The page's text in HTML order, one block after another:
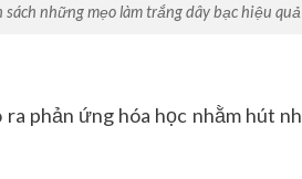
sách những mẹo làm trắng dây bạc hiệu
phản ứng hóa học nhằm hút